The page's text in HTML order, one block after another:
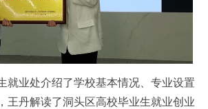
就业处介绍了学校基本情况、专业设置
王丹解读了洞头区高校毕业生就业创业